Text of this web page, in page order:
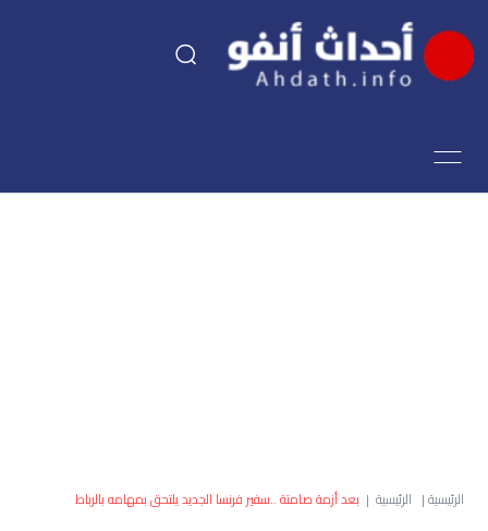
اقتصاد
العالم الرئيسية| الرئيسية | بعد أزمة صامتة ..سفير فرنسا الجديد يلتحق بمهامه بالرباط